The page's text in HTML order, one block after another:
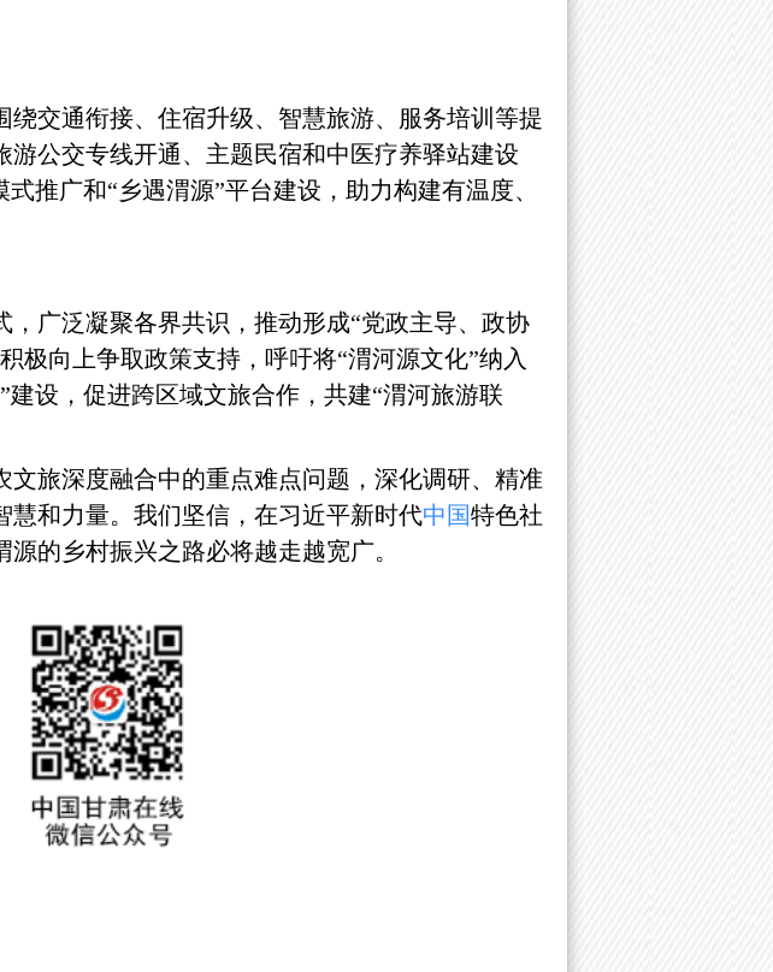
交通衔接、住宿升级、智慧旅游、服务培训等提
公交专线开通、主题民宿和中医疗养驿站建设
式推广和“乡遇渭源”平台建设，助力构建有温度、
，广泛凝聚各界共识，推动形成“党政主导、政协
极向上争取政策支持，呼吁将“渭河源文化”纳入
设，促进跨区域文旅合作，共建“渭河旅游联
旅深度融合中的重点难点问题，深化调研、精准
和力量。我们坚信，在习近平新时代中国特色社
的乡村振兴之路必将越走越宽广。